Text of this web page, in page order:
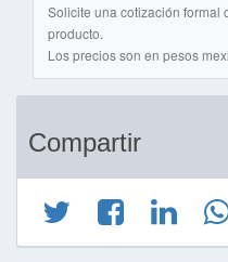
Solicite una cotización formal
producto.
Los precios son en pesos
Compartir